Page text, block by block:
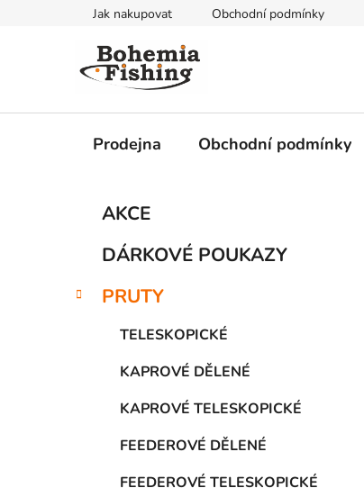
Jak nakupovat Obchodní podmínky
Prodejna Obchodní podmínky
r
Přeskočit
kategorie
o
AKCE
DÁRKOVÉ POUKAZY
PRUTY
TELESKOPICKÉ
KAPROVÉ DĚLENÉ
KAPROVÉ TELESKOPICKÉ
FEEDEROVÉ DĚLENÉ
FEEDEROVÉ TELESKOPICKÉ